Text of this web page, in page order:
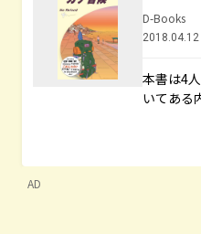
D-Books
2018.04.12
本書は4
いてある
AD